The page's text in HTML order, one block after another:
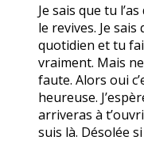
Je sais que tu
le revives. Je
quotidien et tu
vraiment. Mais ne
faute. Alors oui
heureuse.
arriveras à
suis là. Désolée